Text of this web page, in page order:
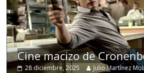
Cine macizo de
28 diciembre, 2025 Julio Martínez